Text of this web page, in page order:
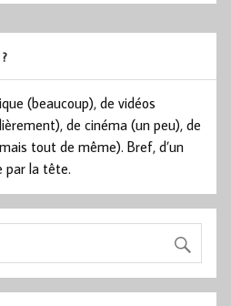
(beaucoup), de vidéos
de cinéma (un peu), de
tout de même). Bref, d’un
par la tête.